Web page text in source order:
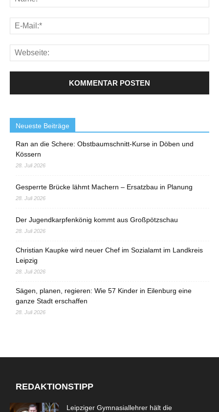
Neueste Beiträge
Ran an die Schere: Obstbaumschnitt-Kurse in Döben und
Kössern
28. Juli 2026
Gesperrte Brücke lähmt Machern – Ersatzbau in Planung
28. Juli 2026
Der Jugendkarpfenkönig kommt aus Großpötzschau
28. Juli 2026
Christian Kaupke wird neuer Chef im Sozialamt im Landkreis
Leipzig
28. Juli 2026
Sägen, planen, regieren: Wie 57 Kinder in Eilenburg eine
ganze Stadt erschaffen
28. Juli 2026
REDAKTIONSTIPP
Leipziger Gymnasiallehrer hält die